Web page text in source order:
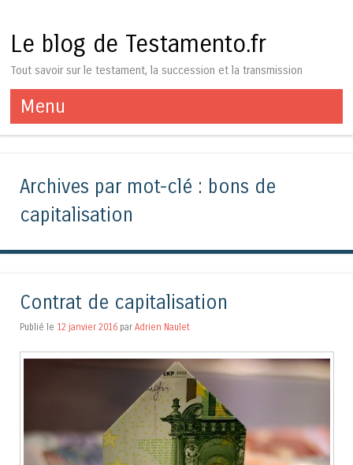
Le blog de Testamento.fr
Tout savoir sur le testament, la succession et la transmission
Menu
Aller au contenu
Archives par mot-clé : bons de
capitalisation
Contrat de capitalisation
Publié le 12 janvier 2016 par Adrien Naulet